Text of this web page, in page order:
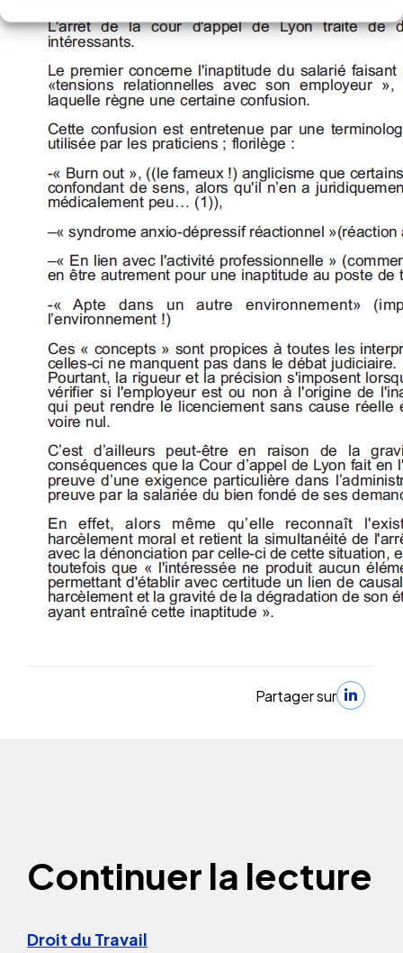
Partager sur
Continuer la lecture
Droit du Travail